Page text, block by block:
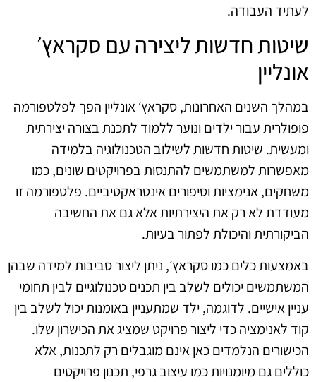
לעתיד העבודה.
שיטות חדשות ליצירה עם סקראץ׳
אונליין
במהלך השנים האחרונות, סקראץ׳ אונליין הפך לפלטפורמה
פופולרית עבור ילדים ונוער ללמוד לתכנת בצורה יצירתית
ומעשית. שיטות חדשות לשילוב הטכנולוגיה בלמידה
מאפשרות למשתמשים להתנסות בפרויקטים שונים, כמו
משחקים, אנימציות וסיפורים אינטראקטיביים. פלטפורמה זו
מעודדת לא רק את היצירתיות אלא גם את החשיבה
הביקורתית והיכולת לפתור בעיות.
באמצעות כלים כמו סקראץ׳, ניתן ליצור סביבות למידה שבהן
המשתמשים יכולים לשלב בין תכנים טכנולוגיים לבין תחומי
עניין אישיים. לדוגמה, ילד שמתעניין באומנות יכול לשלב בין
קוד לאנימציה כדי ליצור פרויקט שמציג את הכישרון שלו.
הכישורים הנלמדים כאן אינם מוגבלים רק לתכנות, אלא
כוללים גם מיומנויות כמו עיצוב גרפי, תכנון פרויקטים